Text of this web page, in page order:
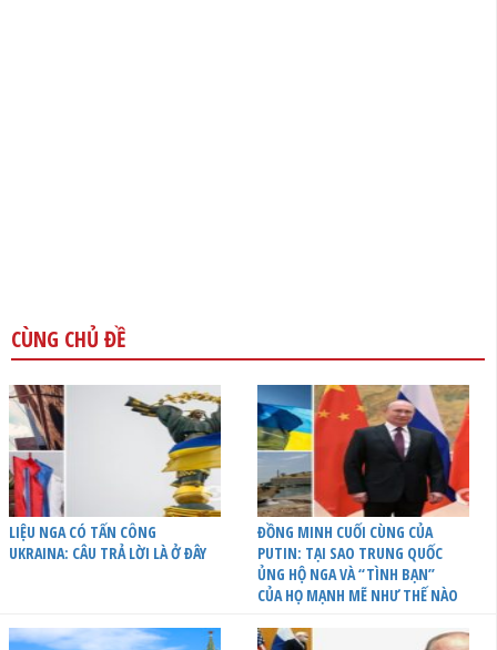
CÙNG CHỦ ĐỀ
LIỆU NGA CÓ TẤN CÔNG
UKRAINA: CÂU TRẢ LỜI LÀ Ở ĐÂY
ĐỒNG MINH CUỐI CÙNG CỦA
PUTIN: TẠI SAO TRUNG QUỐC
ỦNG HỘ NGA VÀ “TÌNH BẠN”
CỦA HỌ MẠNH MẼ NHƯ THẾ NÀO